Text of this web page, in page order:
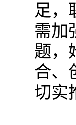
足，
需加
题，
合、
切实